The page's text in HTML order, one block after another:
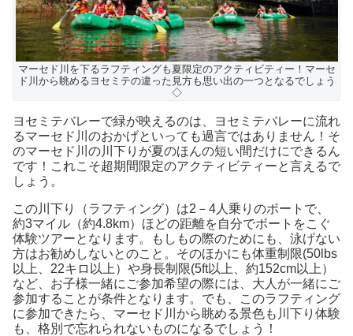
マーセド川を下るラフティングも夏限定のアクティビティー！マーセ
ド川から眺めるヨセミテの違った見方も思い出の一つとなるでしょう
◇
ヨセミテバレーで緑が映えるのは、ヨセミテバレーに流れ
るマーセド川のおかげといっても過言ではありません！そ
のマーセド川の川下りが夏のほんの短い間だけにできるん
です！これこそ超期間限定のアクティビティーと言えるで
しょう。
この川下り（ラフティング）は2－4人乗りのボートで、
約3マイル（約4.8km）ほどの距離を自分でボートをこぐ
体験ツアーとなります。もしもの際のためにも、泳げない
方はお勧めしないとのこと。そのほかにも体重制限(50lbs
以上、22キロ以上）や身長制限(5ft以上、約152cm以上）
など、お子様一緒にご参加希望の際には、大人が一緒にご
参加することが条件となります。でも、このラフティング
に参加できたら、マーセド川から眺める景色も川下り体験
も、格別で忘れられないものになるでしょう！